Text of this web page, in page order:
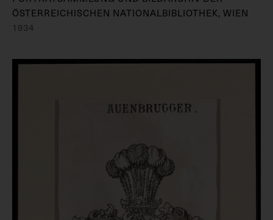
ÖSTERREICHISCHEN NATIONALBIBLIOTHEK, WIEN
1934